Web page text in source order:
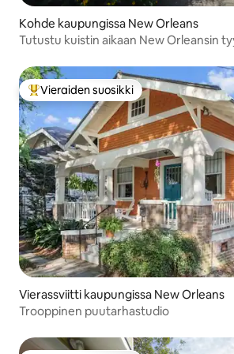
Kohde kaupungissa New Orleans
Tutustu kuistin aikaan New Orleansin
Vieraiden suosikkien parhaimmistoa
Vieraiden suosikki
Vierassviitti kaupungissa New Orleans
Trooppinen puutarhastudio